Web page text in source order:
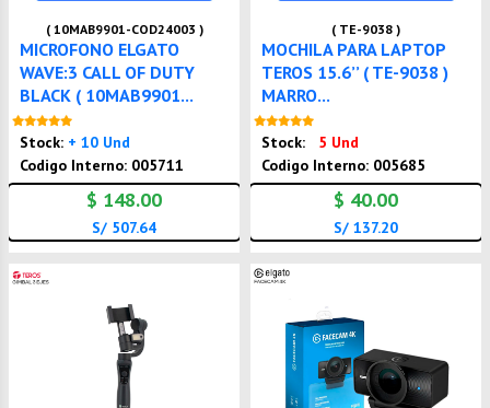
( 10MAB9901-COD24003 )
MICROFONO ELGATO
WAVE:3 CALL OF DUTY
BLACK ( 10MAB9901...
Stock: + 10 Und
Codigo Interno: 005711
$ 148.00
S/ 507.64
( TE-9038 )
MOCHILA PARA LAPTOP
TEROS 15.6’’ ( TE-9038 )
MARRO...
Stock:
5 Und
Codigo Interno: 005685
$ 40.00
S/ 137.20